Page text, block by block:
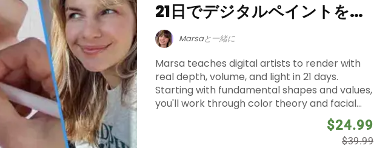
21日でデジタルペイントを学ぶ
Marsaと一緒に
Marsa teaches digital artists to render with
real depth, volume, and light in 21 days.
Starting with fundamental shapes and values,
you'll work through color theory and facial...
$24.99
$39.99